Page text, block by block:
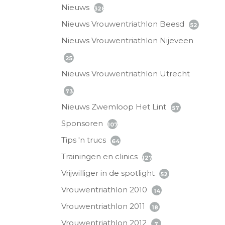
Nieuws 328
Nieuws Vrouwentriathlon Beesd 52
Nieuws Vrouwentriathlon Nijeveen
25
Nieuws Vrouwentriathlon Utrecht
73
Nieuws Zwemloop Het Lint 57
Sponsoren 107
Tips 'n trucs 64
Trainingen en clinics 127
Vrijwilliger in de spotlight 52
Vrouwentriathlon 2010 14
Vrouwentriathlon 2011 18
Vrouwentriathlon 2012